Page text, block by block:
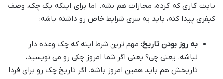
بابت کاری که کرده، مجازات هم بشه. اما برای اینکه یک چک، وصف
کیفری پیدا کنه، باید یه سری شرایط خاص رو داشته باشه:
به روز بودن تاریخ: مهم ترین شرط اینه که چک وعده دار
نباشه. یعنی چی؟ یعنی اگر شما امروز چکی رو می نویسید،
تاریخش هم باید همین امروز باشه. اگر تاریخ چک رو برای فردا